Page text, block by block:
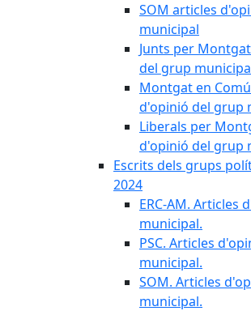
SOM articles
municipal
Junts per
del grup
Montgat en
d'opinió del grup
Liberals per
d'opinió del grup
Escrits dels grups
2024
ERC-AM. Articles
municipal.
PSC. Articles
municipal.
SOM. Articles
municipal.